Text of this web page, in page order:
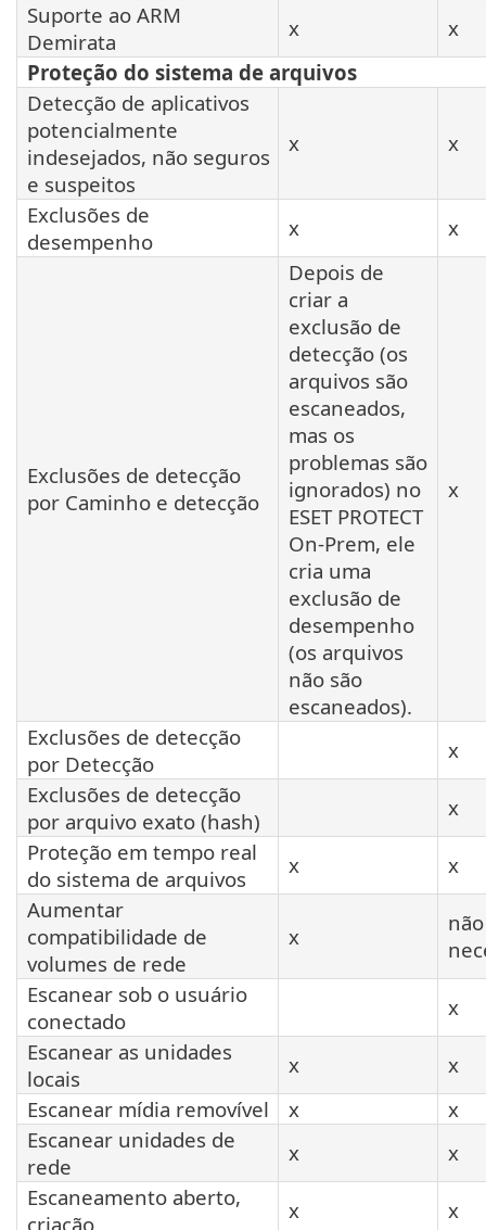
Suporte ao ARM
Demirata
x
x
Proteção do sistema de arquivos
Detecção de aplicativos
potencialmente
indesejados, não seguros
e suspeitos
x x
Exclusões de
desempenho
x x
Exclusões de detecção
por Caminho e detecção
Depois de
criar a
exclusão de
detecção (os
arquivos são
escaneados,
mas os
problemas são
ignorados) no
ESET PROTECT
On-Prem, ele
cria uma
exclusão de
desempenho
(os arquivos
não são
escaneados).
x
Exclusões de detecção
por Detecção
x
Exclusões de detecção
por arquivo exato (hash)
x
Proteção em tempo real
do sistema de arquivos
x
x
Aumentar
compatibilidade de
volumes de rede
x
Escanear sob o usuário
conectado
x
Escanear as unidades
locais
x
x
Escanear mídia removível
x
x
Escanear unidades de
rede
x
x
Escaneamento aberto,
criação
x x